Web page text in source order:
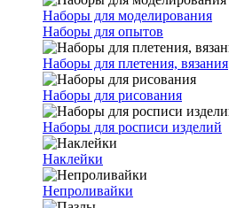
Наборы для моделирования
Наборы для опытов
Наборы для плетения, вязания
Наборы для рисования
Наборы для росписи изделий
Наклейки
Непроливайки